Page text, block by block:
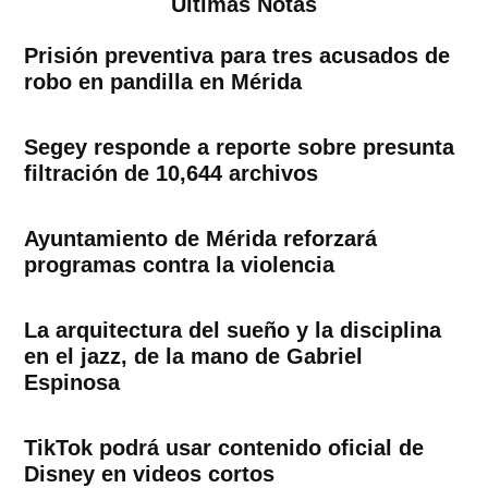
Prisión preventiva para tres acusados de
robo en pandilla en Mérida
Segey responde a reporte sobre presunta
filtración de 10,644 archivos
Ayuntamiento de Mérida reforzará
programas contra la violencia
La arquitectura del sueño y la disciplina
en el jazz, de la mano de Gabriel
Espinosa
TikTok podrá usar contenido oficial de
Disney en videos cortos